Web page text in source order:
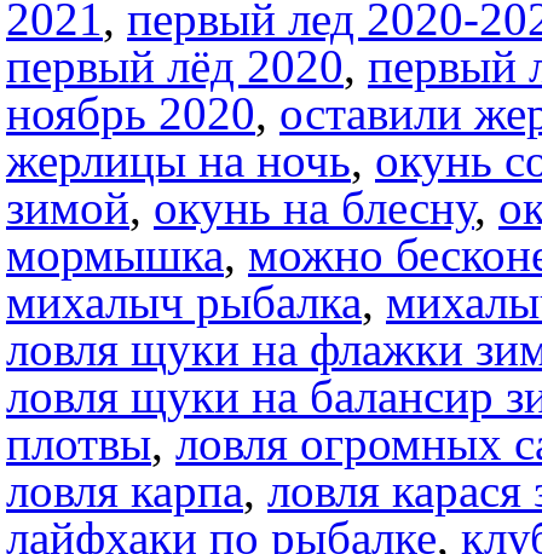
2021, первый лед 2020-
первый лёд 2020, первый
ноябрь 2020, оставили
жерлицы на ночь, окунь
зимой, окунь на блесну,
мормышка, можно
михалыч рыбалка,
ловля щуки на флажки
ловля щуки на балансир
плотвы, ловля огромных
ловля карпа, ловля
лайфхаки по рыбалке,